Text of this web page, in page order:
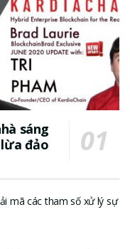
sáng
đảo
mã các tham số xử lý sự